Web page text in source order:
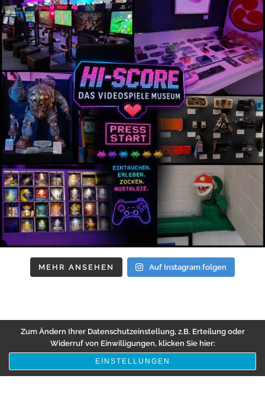
MEHR ANSEHEN Auf Instagram folgen
Zum Ändern Ihrer Datenschutzeinstellung, z.B. Erteilung oder
Widerruf von Einwilligungen, klicken Sie hier:
EINSTELLUNGEN